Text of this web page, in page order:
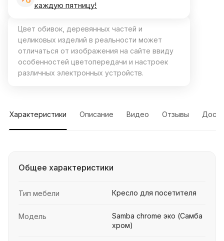
каждую пятницу!
Цвет обивок, деревянных частей и
целиковых изделий в реальности может
отличаться от изображения на сайте ввиду
особенностей цветопередачи и настроек
различных электронных устройств.
Характеристики Описание Видео Отзывы
Общее характеристики
Тип мебели Кресло для посетителя
Модель
Samba chrome эко (Самба
хром)